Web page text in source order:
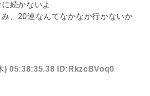
続かないよ
、20連なんてなかなか行かないか
) 05:38:35.38 ID:RkzcBVoq0